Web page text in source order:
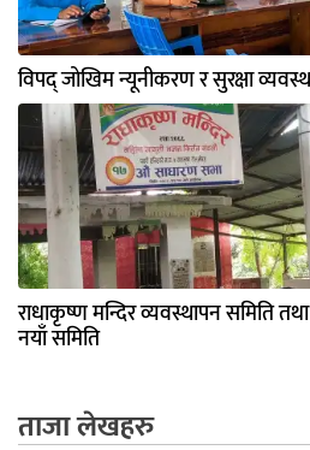
विपद् जोखिम न्यूनीकरण र सुरक्षा
राधाकृष्ण मन्दिर व्यवस्थापन समिति
नयाँ समिति
ताजा लेखहरु